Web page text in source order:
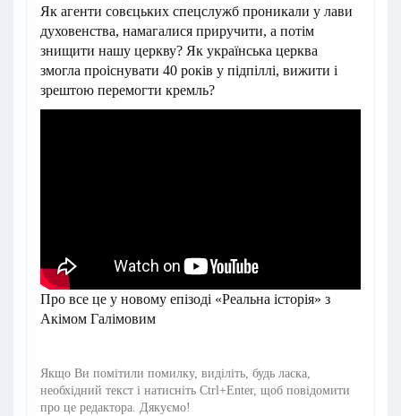
Як агенти совєцьких спецслужб проникали у лави
духовенства, намагалися приручити, а потім
знищити нашу церкву? Як українська церква
змогла проіснувати 40 років у підпіллі, вижити і
зрештою перемогти кремль?
Про все це у новому епізоді «Реальна історія» з
Акімом Галімовим
Якщо Ви помітили помилку, виділіть, будь ласка,
необхідний текст і натисніть Ctrl+Enter, щоб повідомити
про це редактора. Дякуємо!